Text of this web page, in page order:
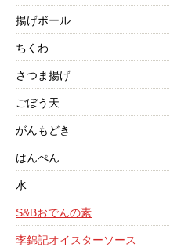
揚げボール
ちくわ
さつま揚げ
ごぼう天
がんもどき
はんぺん
水
S&Bおでんの素
李錦記オイスターソース